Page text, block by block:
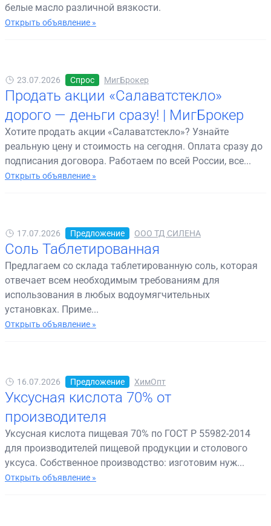
белые масло различной вязкости.
Открыть объявление »
23.07.2026 Спрос МигБрокер
Продать акции «Салаватстекло»
дорого — деньги сразу! | МигБрокер
Хотите продать акции «Салаватстекло»? Узнайте
реальную цену и стоимость на сегодня. Оплата сразу до
подписания договора. Работаем по всей России, все...
Открыть объявление »
17.07.2026 Предложение ООО ТД СИЛЕНА
Соль Таблетированная
Предлагаем со склада таблетированную соль, которая
отвечает всем необходимым требованиям для
использования в любых водоумягчительных
установках. Приме...
Открыть объявление »
16.07.2026 Предложение ХимОпт
Уксусная кислота 70% от
производителя
Уксусная кислота пищевая 70% по ГОСТ Р 55982-2014
для производителей пищевой продукции и столового
уксуса. Собственное производство: изготовим нуж...
Открыть объявление »